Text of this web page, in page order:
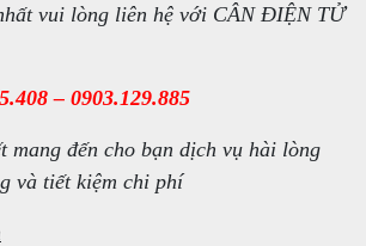
vui lòng liên hệ với CÂN ĐIỆN TỬ
– 0903.129.885
mang đến cho bạn dịch vụ hài lòng
và tiết kiệm chi phí